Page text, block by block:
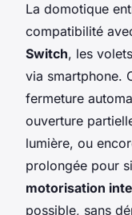
La domotique
compatibilité
Switch, les
via smartphone.
fermeture
ouverture
lumière, ou
prolongée pour
motorisation
possible, sans